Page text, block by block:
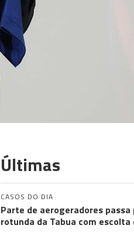
Últimas
CASOS DO DIA
Parte de aerogeradores passa
rotunda da Tabua com escolta